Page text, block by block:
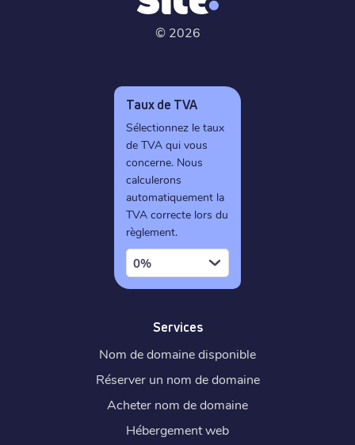
© 2026
Taux de TVA
Sélectionnez le taux
de TVA qui vous
concerne. Nous
calculerons
automatiquement la
TVA correcte lors du
règlement.
0%
Services
Nom de domaine disponible
Réserver un nom de domaine
Acheter nom de domaine
Hébergement web